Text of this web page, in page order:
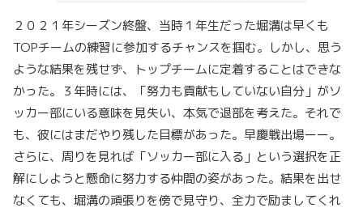
２０２１年シーズン終盤、当時１年生だった堀溝は早くも
TOPチームの練習に参加するチャンスを掴む。しかし、思う
ような結果を残せず、トップチームに定着することはできな
かった。３年時には、「努力も貢献もしていない自分」がソ
ッカー部にいる意味を見失い、本気で退部を考えた。それで
も、彼にはまだやり残した目標があった。早慶戦出場ーー。
さらに、周りを見れば「ソッカー部に入る」という選択を正
解にしようと懸命に努力する仲間の姿があった。結果を出せ
なくても、堀溝の頑張りを傍で見守り、全力で励ましてくれ